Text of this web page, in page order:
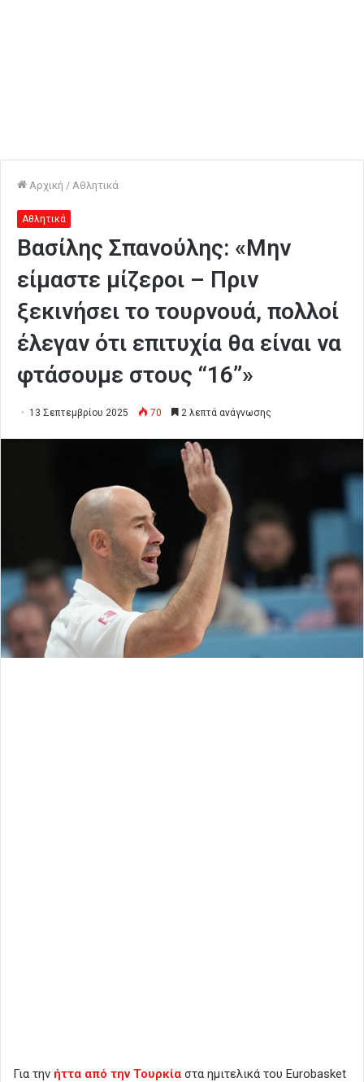
Αρχική / Αθλητικά
Αθλητικά
Βασίλης Σπανούλης: «Μην
είμαστε μίζεροι – Πριν
ξεκινήσει το τουρνουά, πολλοί
έλεγαν ότι επιτυχία θα είναι να
φτάσουμε στους “16”»
13 Σεπτεμβρίου 2025 70 2 λεπτά ανάγνωσης
Για την ήττα από την Τουρκία στα ημιτελικά του Eurobasket